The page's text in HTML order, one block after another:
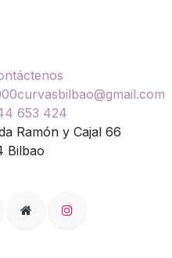
653 424
Ramón y Cajal 66
Bilbao